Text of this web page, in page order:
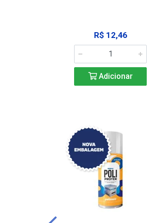
R$ 12,46
Adicionar